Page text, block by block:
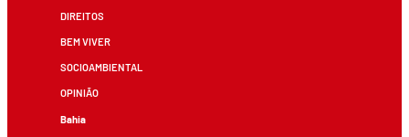
DIREITOS
BEM VIVER
SOCIOAMBIENTAL
OPINIÃO
Bahia